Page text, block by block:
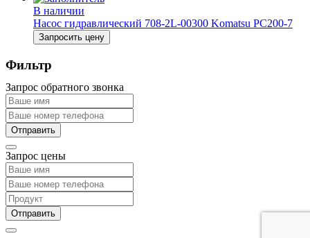
В наличии
Насос гидравлический 708-2L-00300 Komatsu PC200-7
Запросить цену
Фильтр
Запрос обратного звонка
Запрос цены